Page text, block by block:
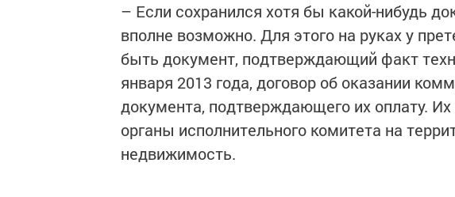
– Если сохранился хотя бы какой-нибудь
вполне возможно. Для этого на руках у
быть документ, подтверждающий факт
января 2013 года, договор об оказании
документа, подтверждающего их оплату.
органы исполнительного комитета на
недвижимость.